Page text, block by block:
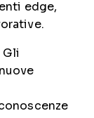
edge,
Gli